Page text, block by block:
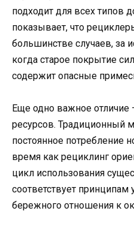
подходит для всех типов
показывает, что
большинстве случаев, за
когда старое покрытие
содержит опасные
Еще одно важное
ресурсов. Традиционный
постоянное потребление
время как рециклинг
цикл использования
соответствует принципам
бережного отношения к